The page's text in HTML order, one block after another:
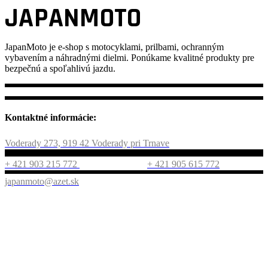
JAPANMOTO
JapanMoto je e-shop s motocyklami, prilbami, ochranným
vybavením a náhradnými dielmi. Ponúkame kvalitné produkty pre
bezpečnú a spoľahlivú jazdu.
Kontaktné informácie:
Voderady 273, 919 42 Voderady pri Trnave
+ 421 903 215 772
+ 421 905 615 772
japanmoto@azet.sk